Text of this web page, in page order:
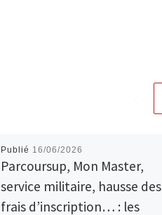
Publié 16/06/2026
Parcoursup, Mon Master,
service militaire, hausse des
frais d’inscription… : les